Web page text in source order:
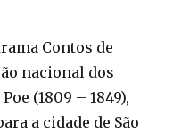
Contos de
nacional dos
(1809 – 1849),
a cidade de São